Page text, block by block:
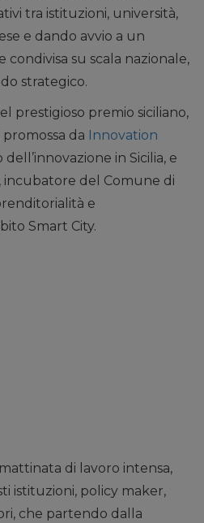
tra istituzioni, università,
e dando avvio a un
condivisa su scala nazionale,
strategico.
prestigioso premio siciliano,
promossa da
Innovation
in Sicilia, e
, incubatore del Comune di
e
Smart City.
di lavoro intensa,
istituzioni, policy maker,
che partendo dalla